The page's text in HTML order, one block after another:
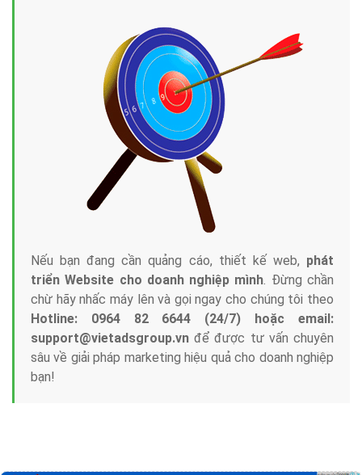
Nếu bạn đang cần quảng cáo, thiết kế web, phát
triển Website cho doanh nghiệp mình. Đừng chần
chừ hãy nhấc máy lên và gọi ngay cho chúng tôi theo
Hotline: 0964 82 6644 (24/7) hoặc email:
support@vietadsgroup.vn để được tư vấn chuyên
sâu về giải pháp marketing hiệu quả cho doanh nghiệp
bạn!